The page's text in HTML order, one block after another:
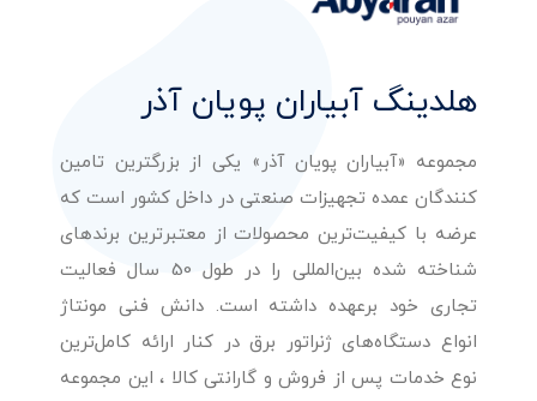
هلدینگ آبیاران پویان آذر
مجموعه «آبیاران پویان آذر» یکی از بزرگترین تامین
کنندگان عمده تجهیزات صنعتی در داخل کشور است که
عرضه با کیفیت‌ترین محصولات از معتبرترین برندهای
شناخته شده بین‌المللی را در طول 50 سال فعالیت
تجاری خود برعهده داشته است. دانش فنی مونتاژ
انواع دستگاه‌های ژنراتور برق در کنار ارائه کامل‌ترین
نوع خدمات پس از فروش و گارانتی کالا ، این مجموعه